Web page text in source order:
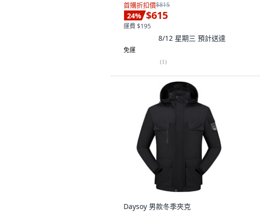
首購折扣價$815
24% $615
運費 $195
8/12 星期三 預計送達
免運
(1)
Daysoy 男款冬季夾克